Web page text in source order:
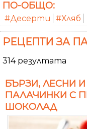
ПО-ОБЩО:
#Десерти #Хляб
РЕЦЕПТИ ЗА
314 резултата
БЪРЗИ, ЛЕСНИ
ПАЛАЧИНКИ С
ШОКОЛАД